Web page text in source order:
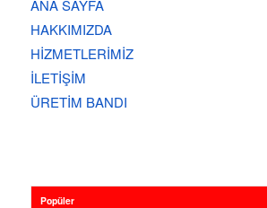
ANA SAYFA
HAKKIMIZDA
HİZMETLERİMİZ
İLETİŞİM
ÜRETİM BANDI
Popüler